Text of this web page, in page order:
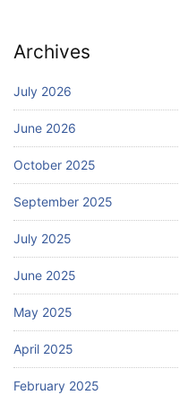
Archives
July 2026
June 2026
October 2025
September 2025
July 2025
June 2025
May 2025
April 2025
February 2025